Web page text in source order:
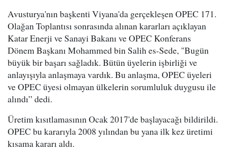
Avusturya'nın başkenti Viyana'da gerçekleşen OPEC 171.
Olağan Toplantısı sonrasında alınan kararları açıklayan
Katar Enerji ve Sanayi Bakanı ve OPEC Konferans
Dönem Başkanı Mohammed bin Salih es-Sede, "Bugün
büyük bir başarı sağladık. Bütün üyelerin işbirliği ve
anlayışıyla anlaşmaya vardık. Bu anlaşma, OPEC üyeleri
ve OPEC üyesi olmayan ülkelerin sorumluluk duygusu ile
alındı” dedi.
Üretim kısıtlamasının Ocak 2017'de başlayacağı bildirildi.
OPEC bu kararıyla 2008 yılından bu yana ilk kez üretimi
kısama kararı aldı.